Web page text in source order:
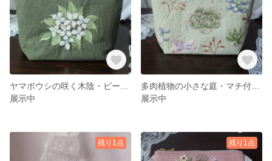
展示中
展示中
残り1点 残り1点